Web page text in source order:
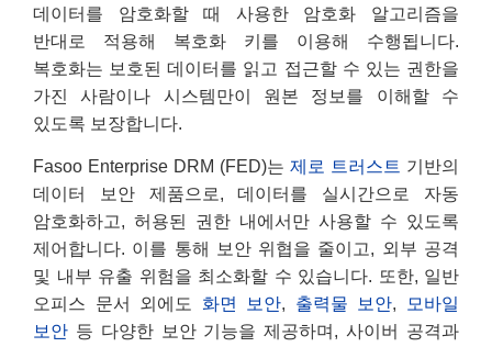
데이터를 암호화할 때 사용한 암호화 알고리즘을
반대로 적용해 복호화 키를 이용해 수행됩니다.
복호화는 보호된 데이터를 읽고 접근할 수 있는 권한을
가진 사람이나 시스템만이 원본 정보를 이해할 수
있도록 보장합니다.
Fasoo Enterprise DRM (FED)는 제로 트러스트 기반의
데이터 보안 제품으로, 데이터를 실시간으로 자동
암호화하고, 허용된 권한 내에서만 사용할 수 있도록
제어합니다. 이를 통해 보안 위협을 줄이고, 외부 공격
및 내부 유출 위험을 최소화할 수 있습니다. 또한, 일반
오피스 문서 외에도 화면 보안, 출력물 보안,
모바일
보안 등 다양한 보안 기능을 제공하며, 사이버 공격과